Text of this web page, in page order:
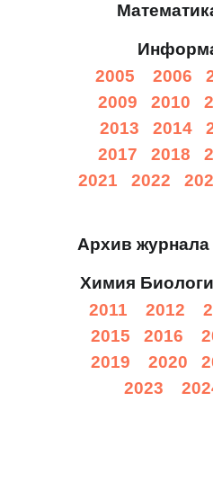
2005
2006
2009
2010
2013
2014
2017
2018
2021
2022
Архив
Химия
2011
2012
2015
2016
2019
2020
2023